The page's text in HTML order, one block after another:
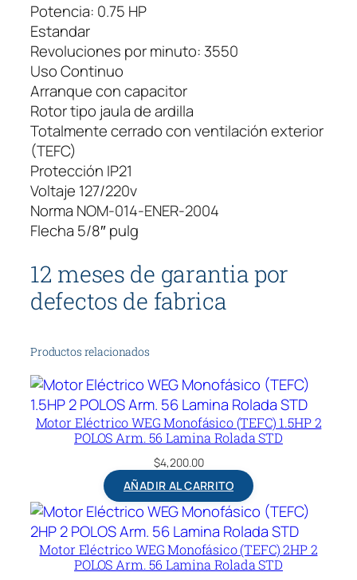
Potencia: 0.75 HP
Estandar
Revoluciones por minuto: 3550
Uso Continuo
Arranque con capacitor
Rotor tipo jaula de ardilla
Totalmente cerrado con ventilación exterior
(TEFC)
Protección IP21
Voltaje 127/220v
Norma NOM-014-ENER-2004
Flecha 5/8″ pulg
12 meses de garantia por
defectos de fabrica
Productos relacionados
Motor Eléctrico WEG Monofásico (TEFC) 1.5HP 2
POLOS Arm. 56 Lamina Rolada STD
$4,200.00
AÑADIR AL CARRITO
Motor Eléctrico WEG Monofásico (TEFC) 2HP 2
POLOS Arm. 56 Lamina Rolada STD